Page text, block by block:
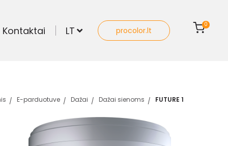
Kontaktai LT procolor.lt
0
E-parduotuve Dažai Dažai sienoms FUTURE 1